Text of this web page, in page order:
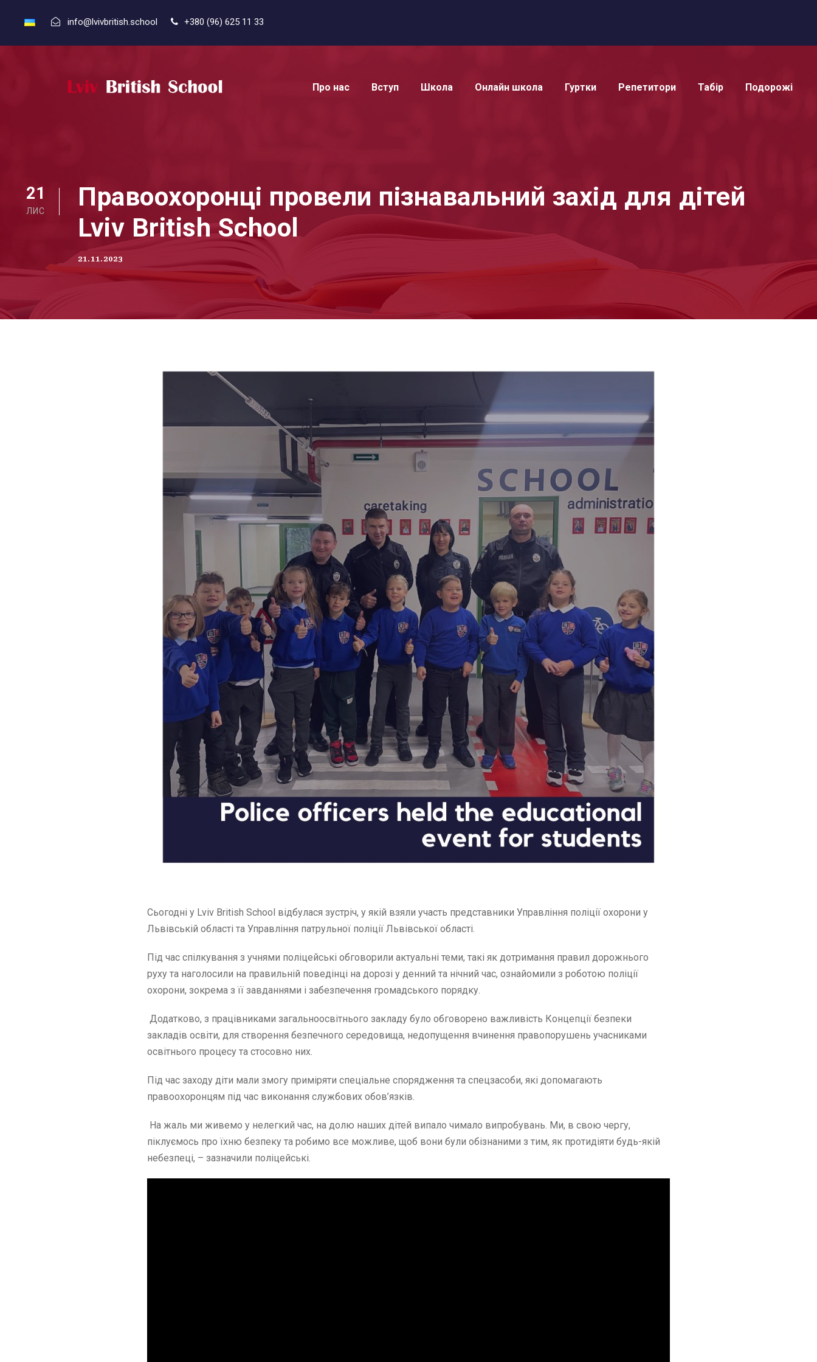
info@lvivbritish.school +380 (96) 625 11 33
Про нас Вступ Школа Онлайн школа Гуртки Репетитори Табір Подорожі
21
ЛИС
Правоохоронці провели пізнавальний захід для дітей
Lviv British School
21.11.2023
Сьогодні у Lviv British School відбулася зустріч, у якій взяли участь представники Управління поліції охорони у
Львівській області та Управління патрульної поліції Львівської області.
Під час спілкування з учнями поліцейські обговорили актуальні теми, такі як дотримання правил дорожнього
руху та наголосили на правильній поведінці на дорозі у денний та нічний час, ознайомили з роботою поліції
охорони, зокрема з її завданнями і забезпечення громадського порядку.
Додатково, з працівниками загальноосвітнього закладу було обговорено важливість Концепції безпеки
закладів освіти, для створення безпечного середовища, недопущення вчинення правопорушень учасниками
освітнього процесу та стосовно них.
Під час заходу діти мали змогу приміряти спеціальне спорядження та спецзасоби, які допомагають
правоохоронцям під час виконання службових обов’язків.
На жаль ми живемо у нелегкий час, на долю наших дітей випало чимало випробувань. Ми, в свою чергу,
піклуємось про їхню безпеку та робимо все можливе, щоб вони були обізнаними з тим, як протидіяти будь-якій
небезпеці, – зазначили поліцейські.